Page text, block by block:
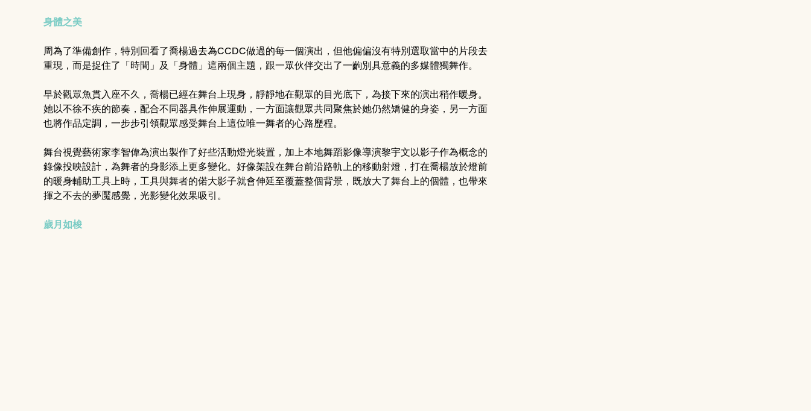
身體之美
周為了準備創作，特別回看了喬楊過去為CCDC做過的每一個演出，但他偏偏沒有特別選取當中的片段去
重現，而是捉住了「時間」及「身體」這兩個主題，跟一眾伙伴交出了一齣別具意義的多媒體獨舞作。
早於觀眾魚貫入座不久，喬楊已經在舞台上現身，靜靜地在觀眾的目光底下，為接下來的演出稍作暖身。
她以不徐不疾的節奏，配合不同器具作伸展運動，一方面讓觀眾共同聚焦於她仍然矯健的身姿，另一方面
也將作品定調，一步步引領觀眾感受舞台上這位唯一舞者的心路歷程。
舞台視覺藝術家李智偉為演出製作了好些活動燈光裝置，加上本地舞蹈影像導演黎宇文以影子作為概念的
錄像投映設計，為舞者的身影添上更多變化。好像架設在舞台前沿路軌上的移動射燈，打在喬楊放於燈前
的暖身輔助工具上時，工具與舞者的偌大影子就會伸延至覆蓋整個背景，既放大了舞台上的個體，也帶來
揮之不去的夢魘感覺，光影變化效果吸引。
歲月如梭